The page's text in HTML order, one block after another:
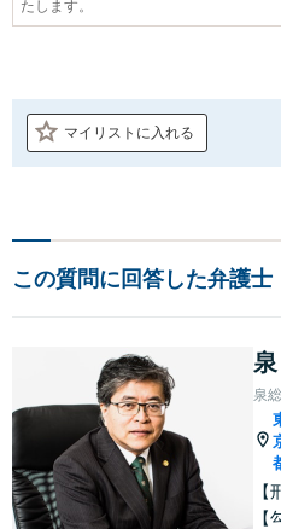
たします。
マイリストに入れる
この質問に回答した弁護士
泉